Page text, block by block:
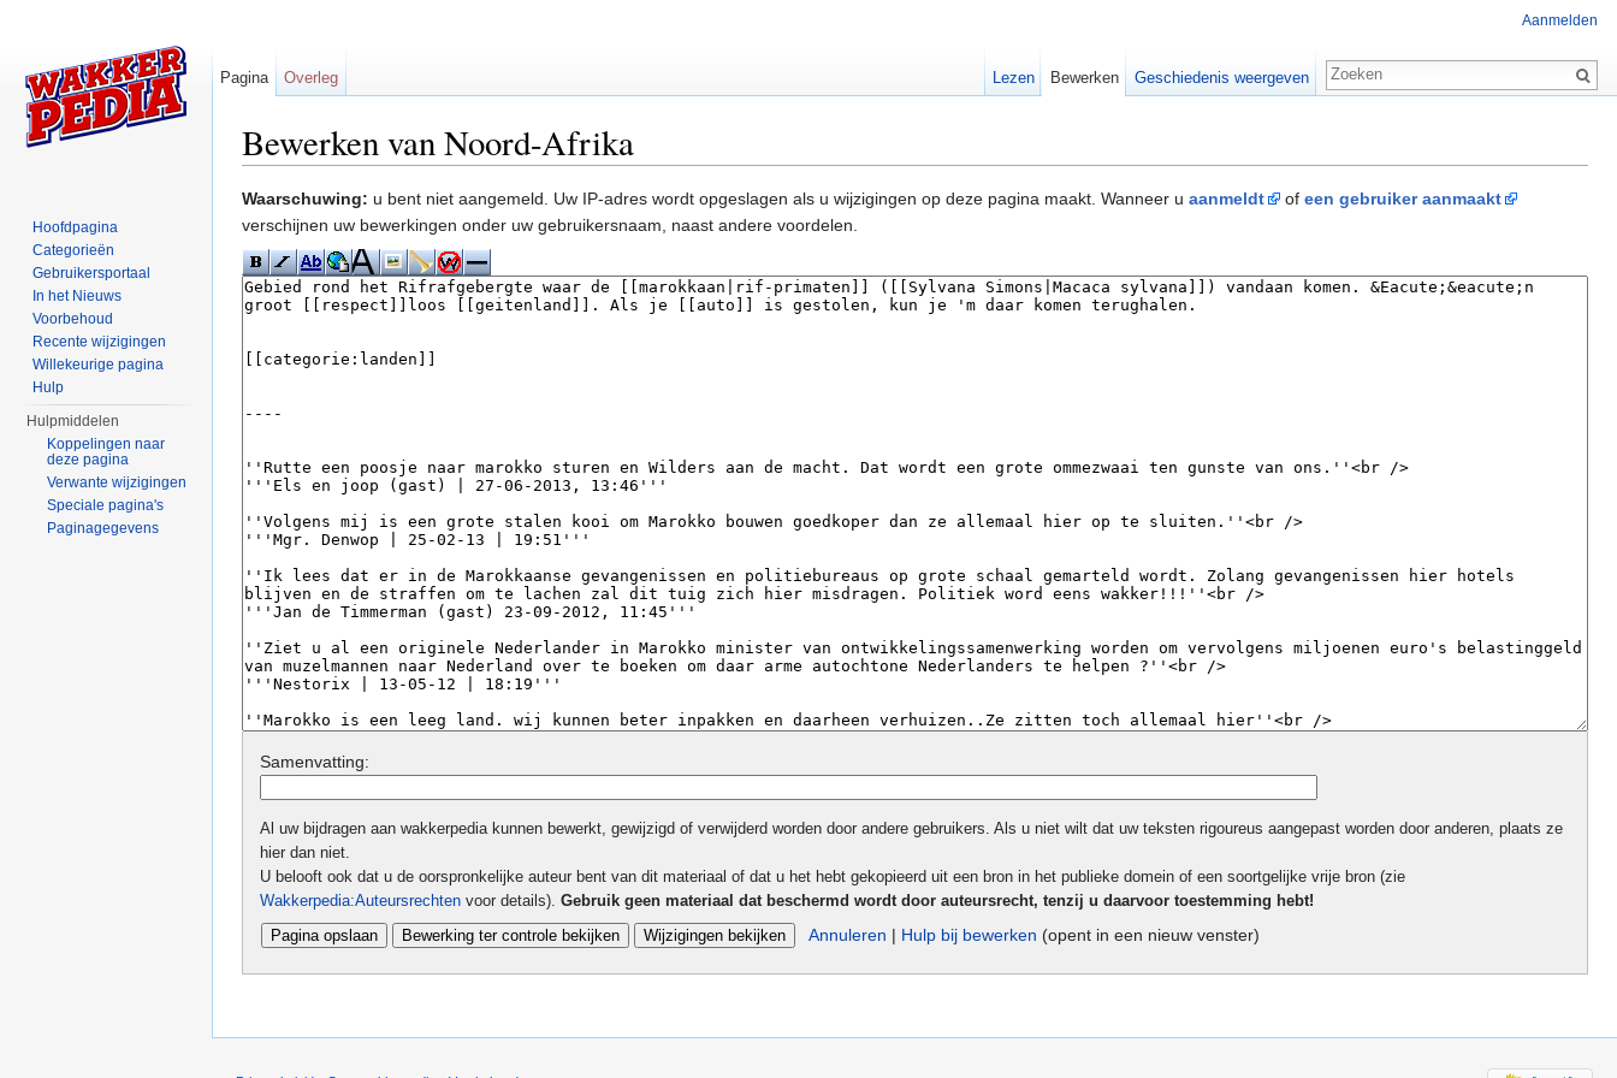
Bewerken van Noord-Afrika
Waarschuwing: u bent niet aangemeld. Uw IP-adres wordt opgeslagen als u wijzigingen op deze pagina maakt. Wanneer u aanmeldt of een gebruiker aanmaakt
verschijnen uw bewerkingen onder uw gebruikersnaam, naast andere voordelen.
Samenvatting:
Al uw bijdragen aan wakkerpedia kunnen bewerkt, gewijzigd of verwijderd worden door andere gebruikers. Als u niet wilt dat uw teksten rigoureus aangepast worden door anderen, plaats ze
hier dan niet.
U belooft ook dat u de oorspronkelijke auteur bent van dit materiaal of dat u het hebt gekopieerd uit een bron in het publieke domein of een soortgelijke vrije bron (zie
Wakkerpedia:Auteursrechten voor details). Gebruik geen materiaal dat beschermd wordt door auteursrecht, tenzij u daarvoor toestemming hebt!
Annuleren | Hulp bij bewerken (opent in een nieuw venster)
Aanmelden
Pagina Overleg Lezen Bewerken Geschiedenis weergeven
Hoofdpagina
Categorieën
Gebruikersportaal
In het Nieuws
Voorbehoud
Recente wijzigingen
Willekeurige pagina
Hulp
Hulpmiddelen
Koppelingen naar
deze pagina
Verwante wijzigingen
Speciale pagina's
Paginagegevens